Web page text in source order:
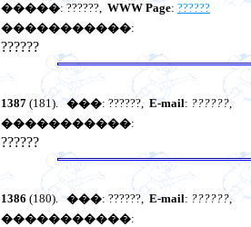
�����: ??????, WWW Page: ??????
�����������:
??????
1387 (181).���: ??????, E-mail: ??????,
�����������:
??????
1386 (180).���: ??????, E-mail: ??????,
�����������: